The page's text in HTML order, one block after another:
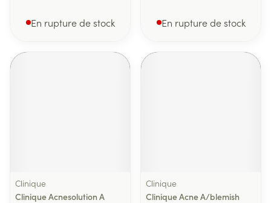
En rupture de stock En rupture de stock
Clinique
Clinique Acnesolution A
Clinique
Clinique Acne A/blemish